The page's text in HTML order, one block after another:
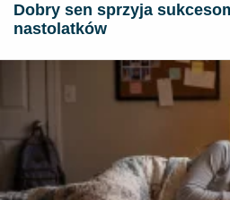
Dobry sen sprzyja
nastolatków